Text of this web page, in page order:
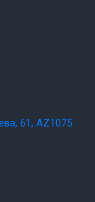
61, AZ1075